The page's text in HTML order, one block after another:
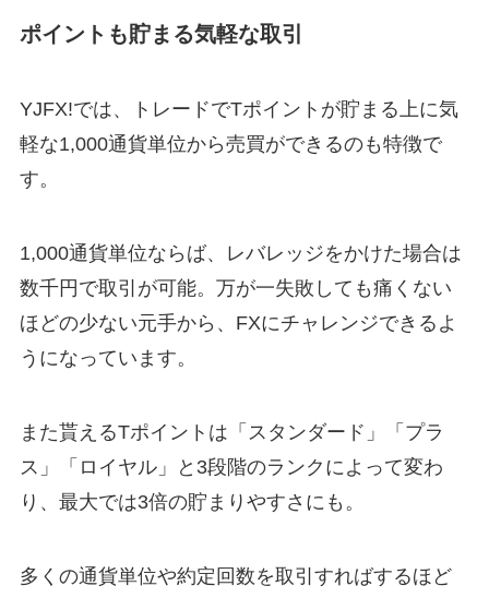
ポイントも貯まる気軽な取引
YJFX!では、トレードでTポイントが貯まる上に気
軽な1,000通貨単位から売買ができるのも特徴で
す。
1,000通貨単位ならば、レバレッジをかけた場合は
数千円で取引が可能。万が一失敗しても痛くない
ほどの少ない元手から、FXにチャレンジできるよ
うになっています。
また貰えるTポイントは「スタンダード」「プラ
ス」「ロイヤル」と3段階のランクによって変わ
り、最大では3倍の貯まりやすさにも。
多くの通貨単位や約定回数を取引すればするほど